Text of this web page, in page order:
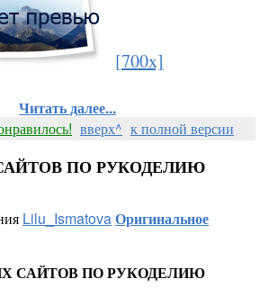
[700x]
Читать далее...
вверх^ к полной версии
ПО РУКОДЕЛИЮ
Lilu_IsmatovaОригинальное
САЙТОВ ПО РУКОДЕЛИЮ